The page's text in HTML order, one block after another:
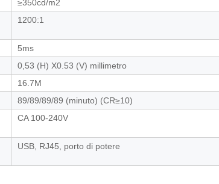
≥350cd/m2
1200:1
5ms
0,53 (H) X0.53 (V) millimetro
16.7M
89/89/89/89 (minuto) (CR≥10)
CA 100-240V
USB, RJ45, porto di potere